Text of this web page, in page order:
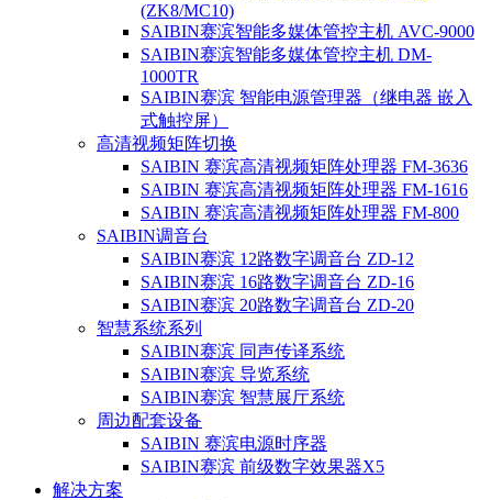
(ZK8/MC10)
SAIBIN赛滨智能多媒体管控主机 AVC-9000
SAIBIN赛滨智能多媒体管控主机 DM-
1000TR
SAIBIN赛滨 智能电源管理器（继电器 嵌入
式触控屏）
高清视频矩阵切换
SAIBIN 赛滨高清视频矩阵处理器 FM-3636
SAIBIN 赛滨高清视频矩阵处理器 FM-1616
SAIBIN 赛滨高清视频矩阵处理器 FM-800
SAIBIN调音台
SAIBIN赛滨 12路数字调音台 ZD-12
SAIBIN赛滨 16路数字调音台 ZD-16
SAIBIN赛滨 20路数字调音台 ZD-20
智慧系统系列
SAIBIN赛滨 同声传译系统
SAIBIN赛滨 导览系统
SAIBIN赛滨 智慧展厅系统
周边配套设备
SAIBIN 赛滨电源时序器
SAIBIN赛滨 前级数字效果器X5
解决方案